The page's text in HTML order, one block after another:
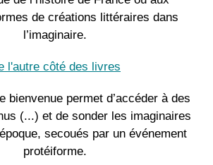
de créations littéraires dans
l’imaginaire.
l'autre côté des livres
bienvenue permet d’accéder à des
(...) et de sonder les imaginaires
secoués par un événement
protéiforme.